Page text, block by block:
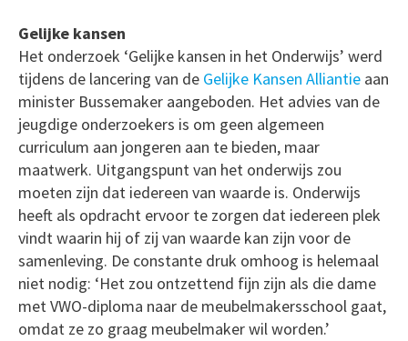
Gelijke kansen
Het onderzoek ‘Gelijke kansen in het Onderwijs’ werd
tijdens de lancering van de Gelijke Kansen Alliantie aan
minister Bussemaker aangeboden. Het advies van de
jeugdige onderzoekers is om geen algemeen
curriculum aan jongeren aan te bieden, maar
maatwerk. Uitgangspunt van het onderwijs zou
moeten zijn dat iedereen van waarde is. Onderwijs
heeft als opdracht ervoor te zorgen dat iedereen plek
vindt waarin hij of zij van waarde kan zijn voor de
samenleving. De constante druk omhoog is helemaal
niet nodig: ‘Het zou ontzettend fijn zijn als die dame
met VWO-diploma naar de meubelmakersschool gaat,
omdat ze zo graag meubelmaker wil worden.’